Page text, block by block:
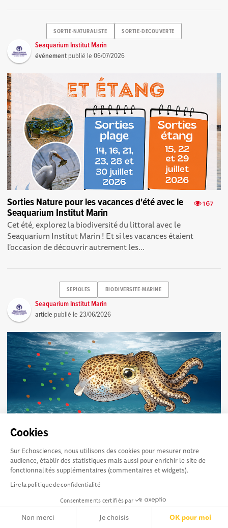
Cookies
Sur Echosciences, nous utilisons des cookies pour mesurer notre
audience, établir des statistiques mais aussi pour enrichir le site de
fonctionnalités supplémentaires (commentaires et widgets).
Lire la politique de confidentialité
Consentements certifiés par
Non merci Je choisis OK pour moi
SORTIE-NATURALISTE SORTIE-DECOUVERTE
Seaquarium Institut Marin
événement publié le06/07/2026
167
Sorties Nature pour les vacances d'été avec le
Seaquarium Institut Marin
Cet été, explorez la biodiversité du littoral avec le
Seaquarium Institut Marin ! Et si les vacances étaient
l'occasion de découvrir autrement les...
SEPIOLES BIODIVERSITE-MARINE
Seaquarium Institut Marin
article publié le23/06/2026
246
Et si plusieurs espèces vivaient cachées sous le
sable méditerranéen… sans que personne ne les ait
vraiment identifiées ?
Sépioles : à la recherche des espèces cachées
Caractérisation de la diversité spécifique des sépioles en
Méditerranée Les sépioles (Sepiolidae)...